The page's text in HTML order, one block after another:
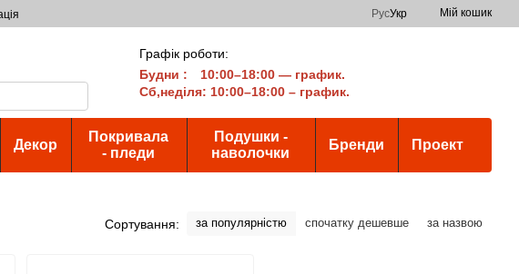
РусУкр Мій кошик
Графік роботи:
Будни :
10:00–18:00 — график.
Сб,неділя: 10:00–18:00 – график.
Декор
Покривала
- пледи
Подушки -
наволочки
Бренди Проект
Сортування: за популярністю спочатку дешевше за назвою